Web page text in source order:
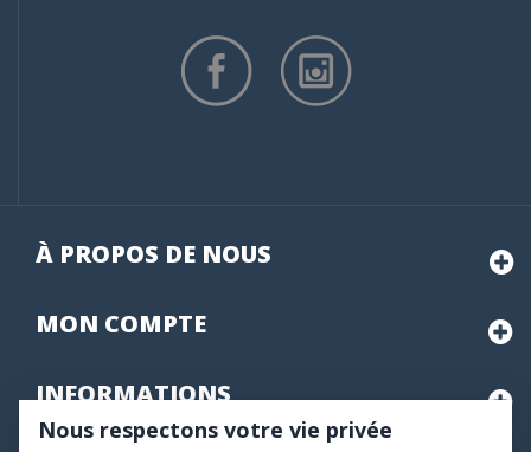
À PROPOS DE NOUS
MON COMPTE
INFORMATIONS
Nous respectons votre vie privée